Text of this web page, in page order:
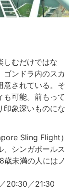
しむだけではな
ゴンドラ内のスカ
意されている。そ
も可能。前もって
印象深いものにな
Sling Flight）
、シンガポールス
歳未満の人にはノ
20:30／21:30